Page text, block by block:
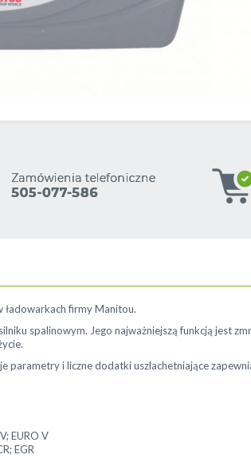
firmy Manitou.
spalinowym. Jego najważniejszą funkcją jest
i liczne dodatki uszlachetniające
EURO V
EGR